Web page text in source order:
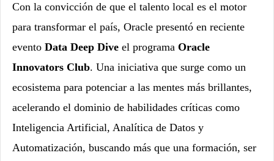
Con la convicción de que el talento local es el motor
para transformar el país, Oracle presentó en reciente
evento Data Deep Dive el programa Oracle
Innovators Club. Una iniciativa que surge como un
ecosistema para potenciar a las mentes más brillantes,
acelerando el dominio de habilidades críticas como
Inteligencia Artificial, Analítica de Datos y
Automatización, buscando más que una formación, ser